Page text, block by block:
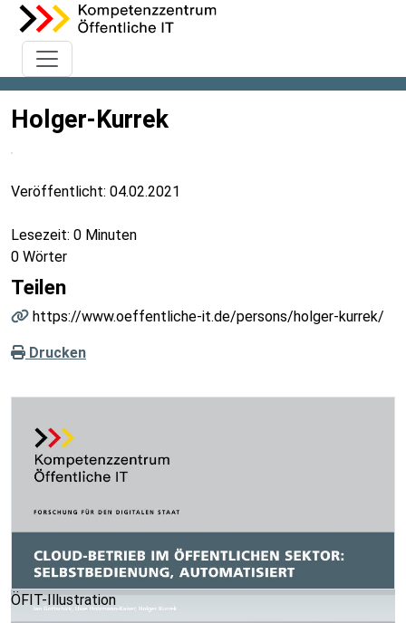
Holger-Kurrek
Veröffentlicht: 04.02.2021
Lesezeit: 0 Minuten
0 Wörter
Teilen
https://www.oeffentliche-it.de/persons/holger-kurrek/
Drucken
ÖFIT-Illustration